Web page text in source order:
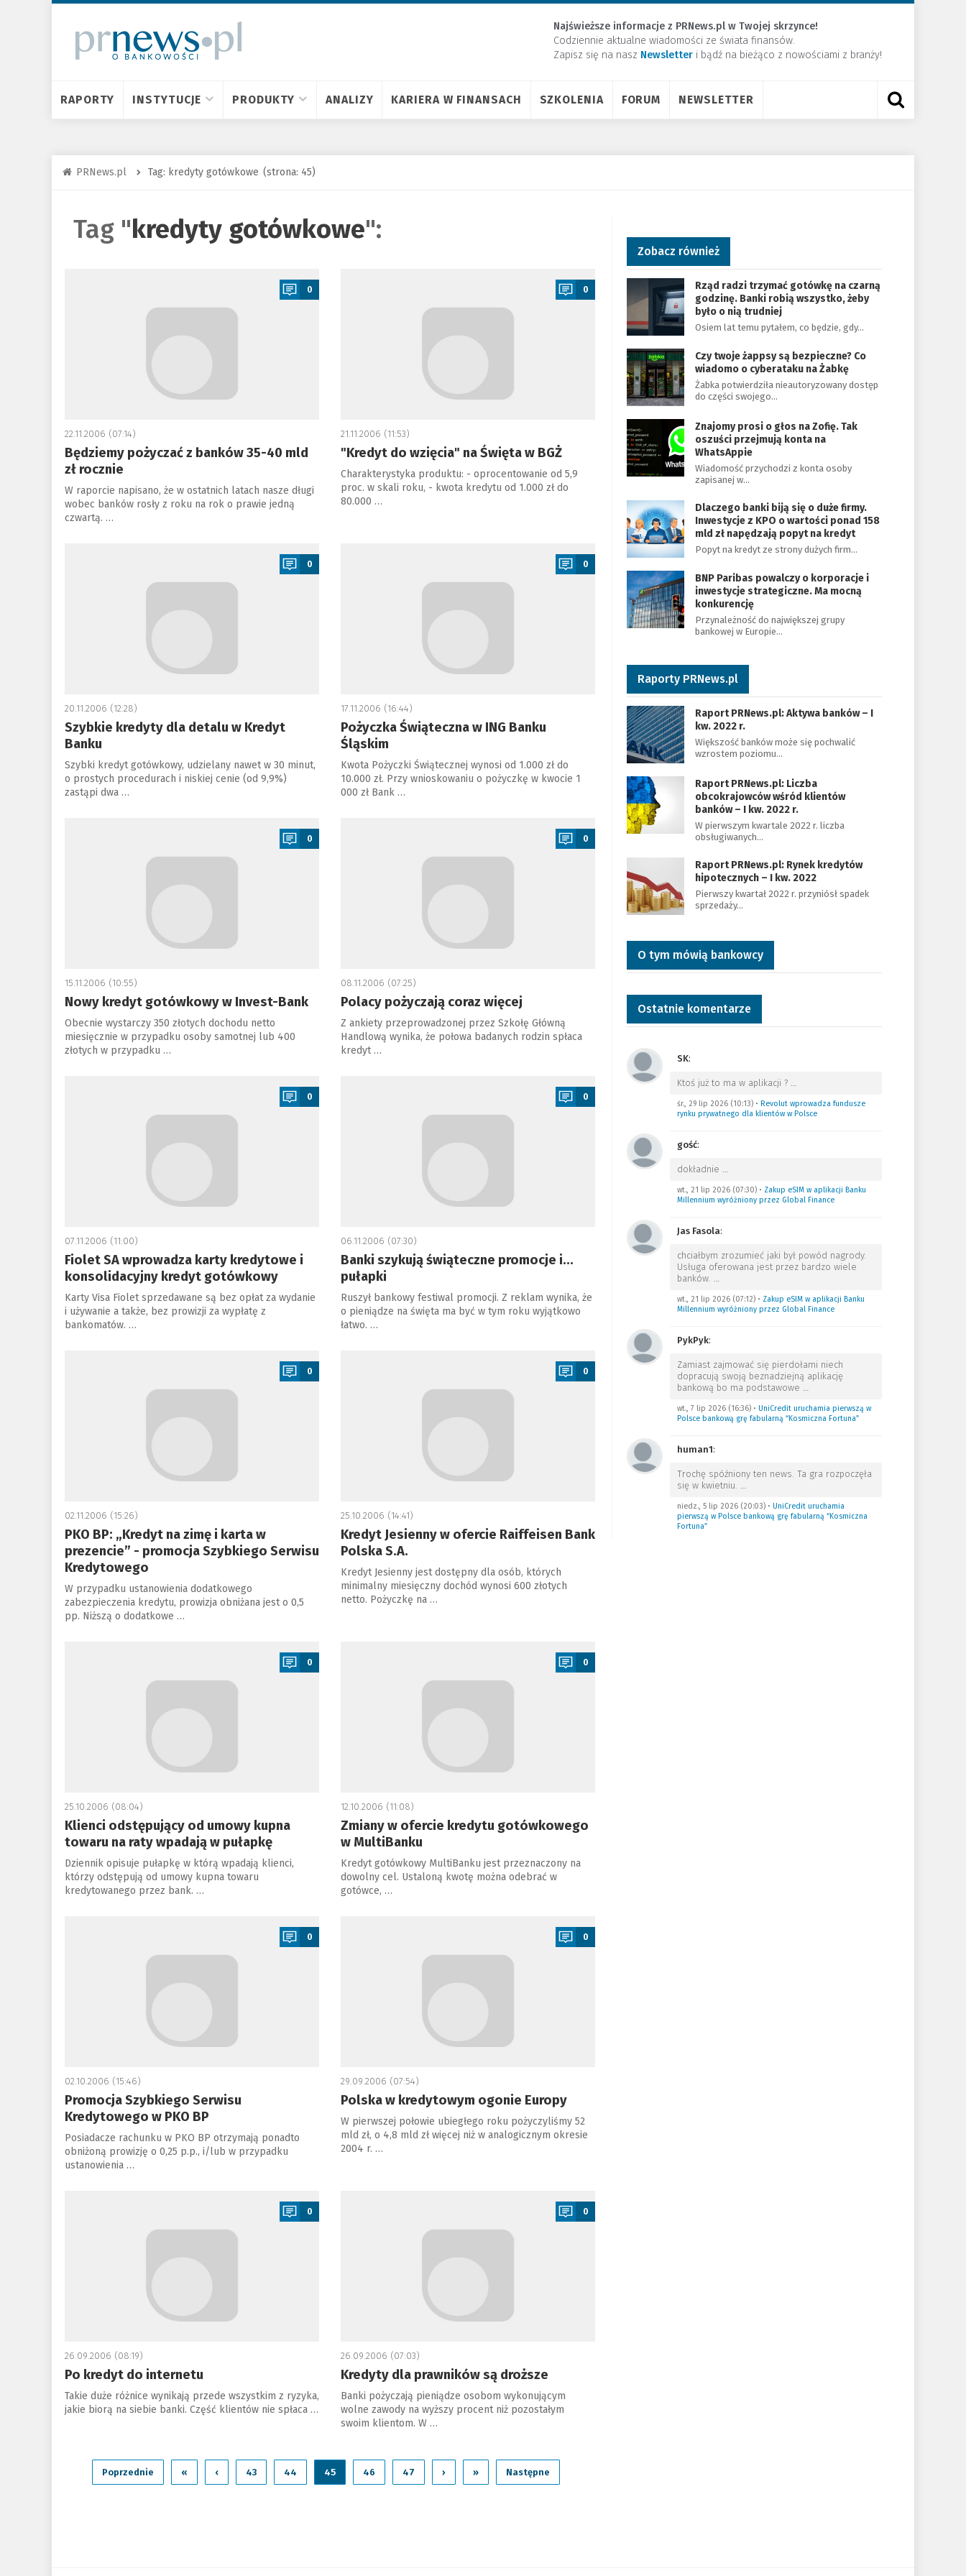
Najświeższe informacje z PRNews.pl w Twojej skrzynce!
Codziennie aktualne wiadomości ze świata finansów.
Zapisz się na nasz Newsletter ​i bądź na bieżąco z nowościami z branży!
RAPORTY INSTYTUCJE PRODUKTY ANALIZY KARIERA W FINANSACH SZKOLENIA FORUM NEWSLETTER
PRNews.pl Tag: kredyty gotówkowe (strona: 45)
Tag "kredyty gotówkowe":
0
22.11.2006 (07:14)
Będziemy pożyczać z banków 35-40 mld
zł rocznie
W raporcie napisano, że w ostatnich latach nasze długi
wobec banków rosły z roku na rok o prawie jedną
czwartą. …
0
21.11.2006 (11:53)
"Kredyt do wzięcia" na Święta w BGŻ
Charakterystyka produktu: - oprocentowanie od 5,9
proc. w skali roku, - kwota kredytu od 1.000 zł do
80.000 …
0
20.11.2006 (12:28)
Szybkie kredyty dla detalu w Kredyt
Banku
Szybki kredyt gotówkowy, udzielany nawet w 30 minut,
o prostych procedurach i niskiej cenie (od 9,9%)
zastąpi dwa …
0
17.11.2006 (16:44)
Pożyczka Świąteczna w ING Banku
Śląskim
Kwota Pożyczki Świątecznej wynosi od 1.000 zł do
10.000 zł. Przy wnioskowaniu o pożyczkę w kwocie 1
000 zł Bank …
0
15.11.2006 (10:55)
Nowy kredyt gotówkowy w Invest-Bank
Obecnie wystarczy 350 złotych dochodu netto
miesięcznie w przypadku osoby samotnej lub 400
złotych w przypadku …
0
08.11.2006 (07:25)
Polacy pożyczają coraz więcej
Z ankiety przeprowadzonej przez Szkołę Główną
Handlową wynika, że połowa badanych rodzin spłaca
kredyt …
0
07.11.2006 (11:00)
Fiolet SA wprowadza karty kredytowe i
konsolidacyjny kredyt gotówkowy
Karty Visa Fiolet sprzedawane są bez opłat za wydanie
i używanie a także, bez prowizji za wypłatę z
bankomatów. …
0
06.11.2006 (07:30)
Banki szykują świąteczne promocje i...
pułapki
Ruszył bankowy festiwal promocji. Z reklam wynika, że
o pieniądze na święta ma być w tym roku wyjątkowo
łatwo. …
0
02.11.2006 (15:26)
PKO BP: „Kredyt na zimę i karta w
prezencie” - promocja Szybkiego Serwisu
Kredytowego
W przypadku ustanowienia dodatkowego
zabezpieczenia kredytu, prowizja obniżana jest o 0,5
pp. Niższą o dodatkowe …
0
25.10.2006 (14:41)
Kredyt Jesienny w ofercie Raiffeisen Bank
Polska S.A.
Kredyt Jesienny jest dostępny dla osób, których
minimalny miesięczny dochód wynosi 600 złotych
netto. Pożyczkę na …
0
25.10.2006 (08:04)
Klienci odstępujący od umowy kupna
towaru na raty wpadają w pułapkę
Dziennik opisuje pułapkę w którą wpadają klienci,
którzy odstępują od umowy kupna towaru
kredytowanego przez bank. …
0
12.10.2006 (11:08)
Zmiany w ofercie kredytu gotówkowego
w MultiBanku
Kredyt gotówkowy MultiBanku jest przeznaczony na
dowolny cel. Ustaloną kwotę można odebrać w
gotówce, …
0
02.10.2006 (15:46)
Promocja Szybkiego Serwisu
Kredytowego w PKO BP
Posiadacze rachunku w PKO BP otrzymają ponadto
obniżoną prowizję o 0,25 p.p., i/lub w przypadku
ustanowienia …
0
29.09.2006 (07:54)
Polska w kredytowym ogonie Europy
W pierwszej połowie ubiegłego roku pożyczyliśmy 52
mld zł, o 4,8 mld zł więcej niż w analogicznym okresie
2004 r. …
0
26.09.2006 (08:19)
Po kredyt do internetu
Takie duże różnice wynikają przede wszystkim z ryzyka,
jakie biorą na siebie banki. Część klientów nie spłaca …
0
26.09.2006 (07:03)
Kredyty dla prawników są droższe
Banki pożyczają pieniądze osobom wykonującym
wolne zawody na wyższy procent niż pozostałym
swoim klientom. W …
Poprzednie « ‹ 43 44 45 46 47 › » Następne
Zobacz również
Rząd radzi trzymać gotówkę na czarną
godzinę. Banki robią wszystko, żeby
było o nią trudniej
Osiem lat temu pytałem, co będzie, gdy…
Czy twoje żappsy są bezpieczne? Co
wiadomo o cyberataku na Żabkę
Żabka potwierdziła nieautoryzowany dostęp
do części swojego…
Znajomy prosi o głos na Zofię. Tak
oszuści przejmują konta na
WhatsAppie
Wiadomość przychodzi z konta osoby
zapisanej w…
Dlaczego banki biją się o duże firmy.
Inwestycje z KPO o wartości ponad 158
mld zł napędzają popyt na kredyt
Popyt na kredyt ze strony dużych firm…
BNP Paribas powalczy o korporacje i
inwestycje strategiczne. Ma mocną
konkurencję
Przynależność do największej grupy
bankowej w Europie…
Raporty PRNews.pl
Raport PRNews.pl: Aktywa banków – I
kw. 2022 r.
Większość banków może się pochwalić
wzrostem poziomu…
Raport PRNews.pl: Liczba
obcokrajowców wśród klientów
banków – I kw. 2022 r.
W pierwszym kwartale 2022 r. liczba
obsługiwanych…
Raport PRNews.pl: Rynek kredytów
hipotecznych – I kw. 2022
Pierwszy kwartał 2022 r. przyniósł spadek
sprzedaży…
O tym mówią bankowcy
Ostatnie komentarze
SK:
Ktoś już to ma w aplikacji ? …
śr., 29 lip 2026 (10:13)• Revolut wprowadza fundusze
rynku prywatnego dla klientów w Polsce
gość:
dokładnie …
wt., 21 lip 2026 (07:30)• Zakup eSIM w aplikacji Banku
Millennium wyróżniony przez Global Finance
Jas Fasola:
chciałbym zrozumieć jaki był powód nagrody.
Usługa oferowana jest przez bardzo wiele
banków. …
wt., 21 lip 2026 (07:12)• Zakup eSIM w aplikacji Banku
Millennium wyróżniony przez Global Finance
PykPyk:
Zamiast zajmować się pierdołami niech
dopracują swoją beznadziejną aplikację
bankową bo ma podstawowe …
wt., 7 lip 2026 (16:36)• UniCredit uruchamia pierwszą w
Polsce bankową grę fabularną “Kosmiczna Fortuna”
human1:
Trochę spóźniony ten news. Ta gra rozpoczęła
się w kwietniu. …
niedz., 5 lip 2026 (20:03)• UniCredit uruchamia
pierwszą w Polsce bankową grę fabularną “Kosmiczna
Fortuna”